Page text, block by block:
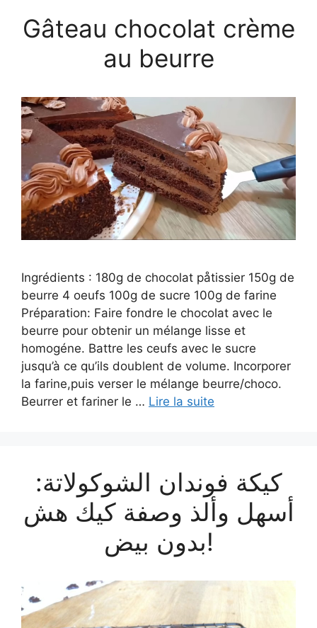
Gâteau chocolat crème
au beurre
Ingrédients : 180g de chocolat påtissier 150g de
beurre 4 oeufs 100g de sucre 100g de farine
Préparation: Faire fondre le chocolat avec le
beurre pour obtenir un mélange lisse et
homogéne. Battre les ceufs avec le sucre
jusqu’à ce qu’ils doublent de volume. Incorporer
la farine,puis verser le mélange beurre/choco.
Beurrer et fariner le … Lire la suite
كيكة فوندان الشوكولاتة:
أسهل وألذ وصفة كيك هش
بدون بيض!